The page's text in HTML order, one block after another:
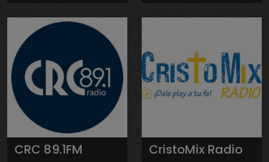
CRC 89.1FM CristoMix Radio